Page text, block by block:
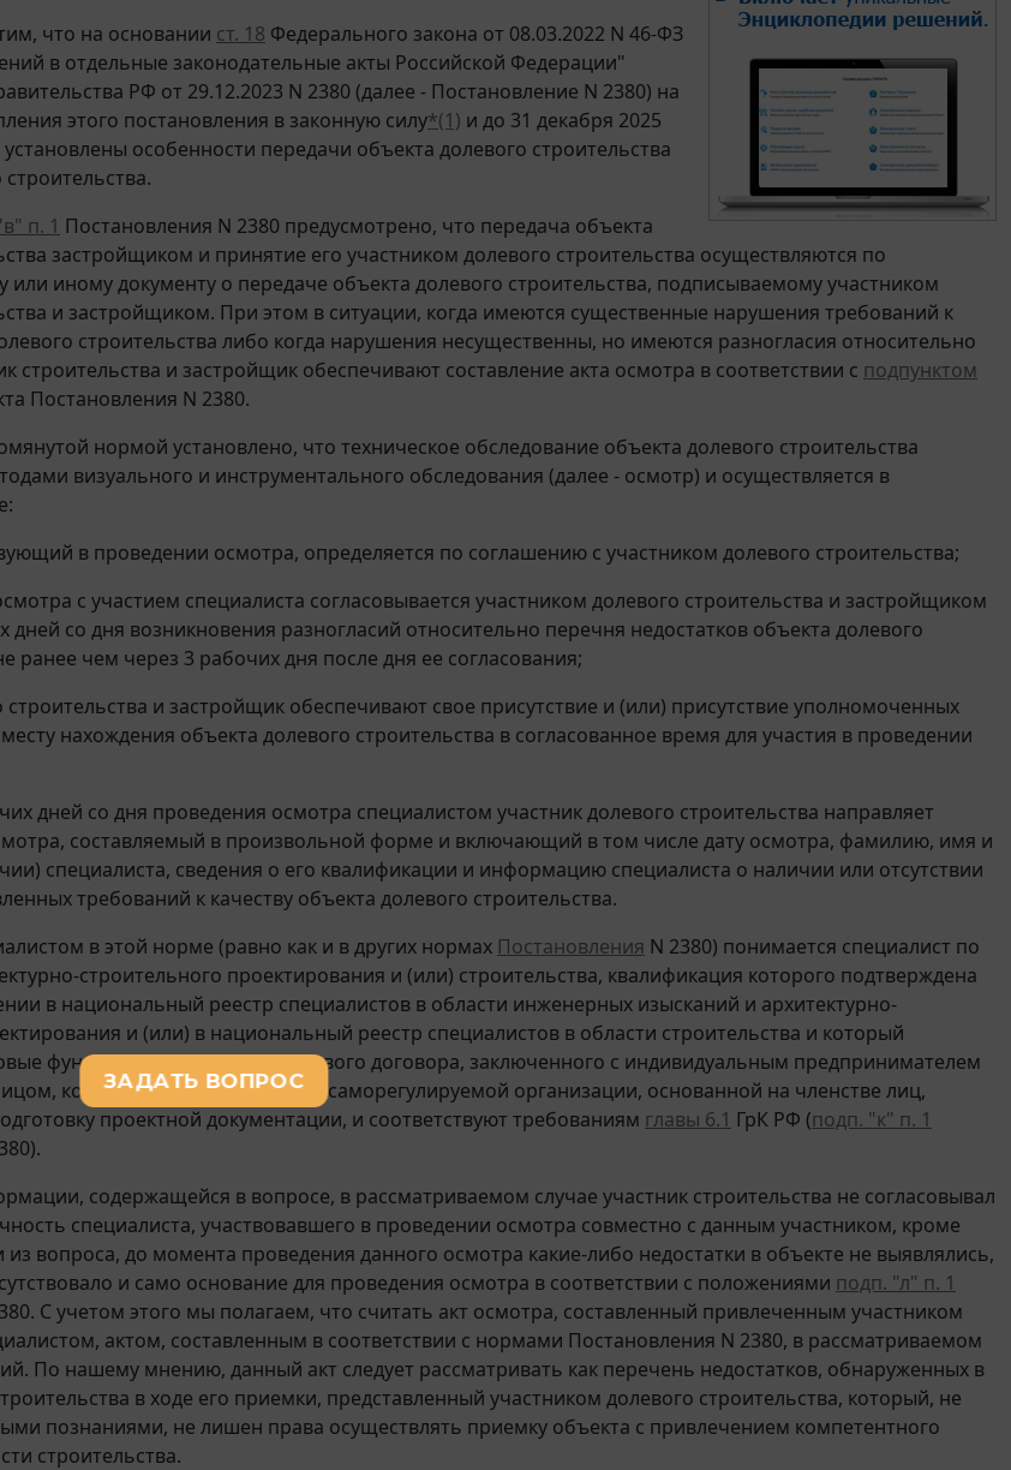
что на основании ст. 18 Федерального закона от 08.03.2022 N 46-ФЗ
в отдельные законодательные акты Российской Федерации"
РФ от 29.12.2023 N 2380 (далее - Постановление N 2380) на
этого постановления в законную силу*(1) и до 31 декабря 2025
особенности передачи объекта долевого строительства
п. 1 Постановления N 2380 предусмотрено, что передача объекта
застройщиком и принятие его участником долевого строительства осуществляются по
или иному документу о передаче объекта долевого строительства, подписываемому участником
и застройщиком. При этом в ситуации, когда имеются существенные нарушения требований к
строительства либо когда нарушения несущественны, но имеются разногласия относительно
строительства и застройщик обеспечивают составление акта осмотра в соответствии с подпунктом
Постановления N 2380.
нормой установлено, что техническое обследование объекта долевого строительства
визуального и инструментального обследования (далее - осмотр) и осуществляется в
в проведении осмотра, определяется по соглашению с участником долевого строительства;
с участием специалиста согласовывается участником долевого строительства и застройщиком
дней со дня возникновения разногласий относительно перечня недостатков объекта долевого
ранее чем через 3 рабочих дня после дня ее согласования;
строительства и застройщик обеспечивают свое присутствие и (или) присутствие уполномоченных
нахождения объекта долевого строительства в согласованное время для участия в проведении
дней со дня проведения осмотра специалистом участник долевого строительства направляет
составляемый в произвольной форме и включающий в том числе дату осмотра, фамилию, имя и
специалиста, сведения о его квалификации и информацию специалиста о наличии или отсутствии
требований к качеству объекта долевого строительства.
в этой норме (равно как и в других нормах Постановления N 2380) понимается специалист по
строительного проектирования и (или) строительства, квалификация которого подтверждена
в национальный реестр специалистов в области инженерных изысканий и архитектурно-
и (или) в национальный реестр специалистов в области строительства и который
функции на основании трудового договора, заключенного с индивидуальным предпринимателем
которые являются членами саморегулируемой организации, основанной на членстве лиц,
проектной документации, и соответствуют требованиям главы 6.1 ГрК РФ (подп. "к" п. 1
содержащейся в вопросе, в рассматриваемом случае участник строительства не согласовывал
специалиста, участвовавшего в проведении осмотра совместно с данным участником, кроме
из вопроса, до момента проведения данного осмотра какие-либо недостатки в объекте не выявлялись,
и само основание для проведения осмотра в соответствии с положениями подп. "л" п. 1
С учетом этого мы полагаем, что считать акт осмотра, составленный привлеченным участником
актом, составленным в соответствии с нормами Постановления N 2380, в рассматриваемом
По нашему мнению, данный акт следует рассматривать как перечень недостатков, обнаруженных в
в ходе его приемки, представленный участником долевого строительства, который, не
познаниями, не лишен права осуществлять приемку объекта с привлечением компетентного
строительства.